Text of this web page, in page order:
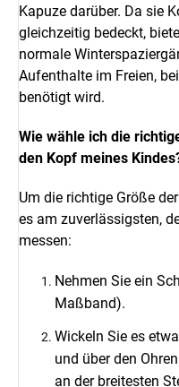
Kapuze darüber. Da sie
gleichzeitig bedeckt,
normale
Aufenthalte im Freien,
benötigt wird.
Wie wähle ich die
den Kopf meines
Um die richtige Größe
es am zuverlässigsten,
messen:
Nehmen Sie ein
Maßband).
Wickeln Sie es
und über den
an der breitesten